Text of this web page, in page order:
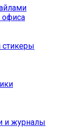
офиса
стикеры
и журналы